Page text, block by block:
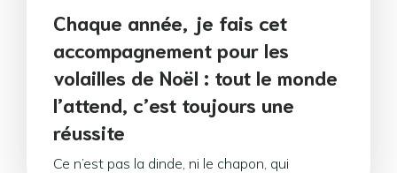
Chaque année, je fais cet
accompagnement pour les
volailles de Noël : tout le monde
l’attend, c’est toujours une
réussite
Ce n’est pas la dinde, ni le chapon, qui